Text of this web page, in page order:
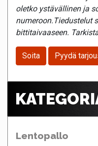
oletko ystävällinen ja
numeroon.Tiedustelut
bittitaivaaseen.
Soita Pyydä
Lentopallo